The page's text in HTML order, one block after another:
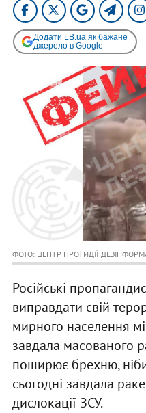
Додати LB.ua як бажане
джерело в Google
ФОТО: ЦЕНТР ПРОТИДІЇ
Російські
виправдати свій
мирного населення
завдала масованого
поширює брехню,
сьогодні завдала
дислокації ЗСУ.